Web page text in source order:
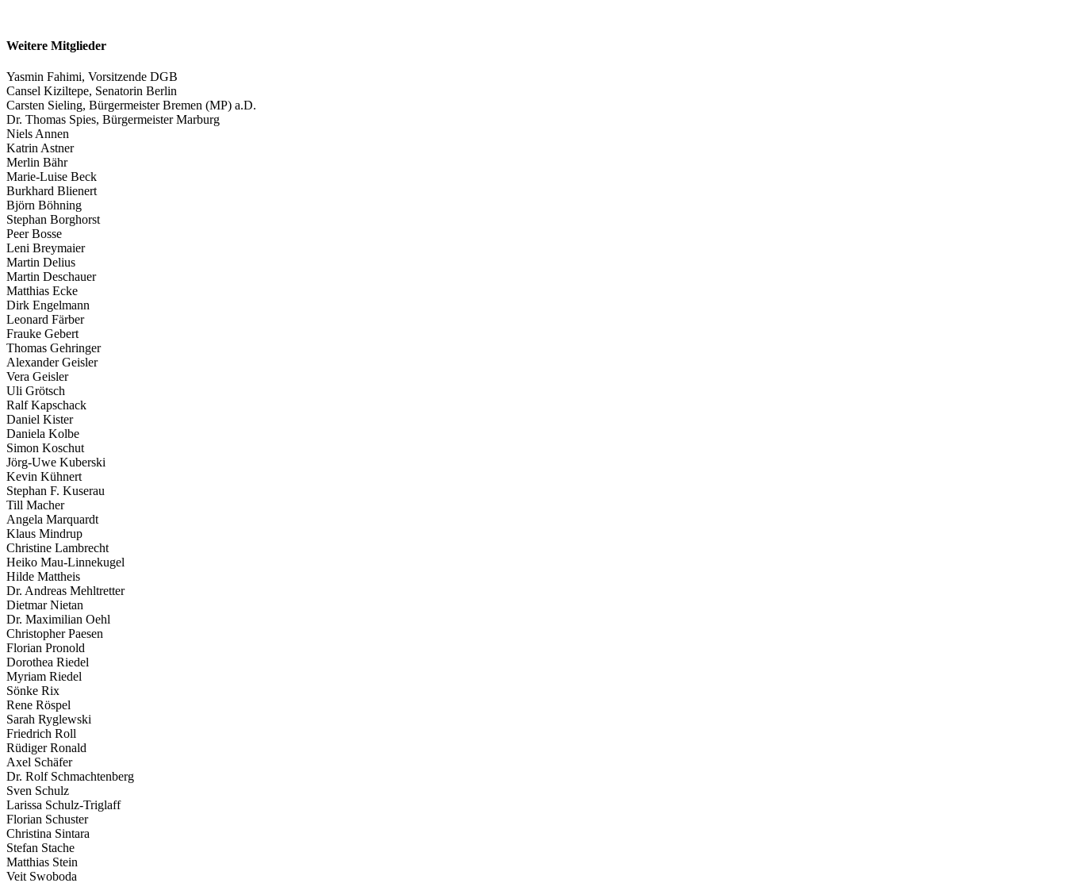
Weitere Mitglieder
Yasmin Fahimi, Vorsitzende DGB
Cansel Kiziltepe, Senatorin Berlin
Carsten Sieling, Bürgermeister Bremen (MP) a.D.
Dr. Thomas Spies, Bürgermeister Marburg
Niels Annen
Katrin Astner
Merlin Bähr
Marie-Luise Beck
Burkhard Blienert
Björn Böhning
Stephan Borghorst
Peer Bosse
Leni Breymaier
Martin Delius
Martin Deschauer
Matthias Ecke
Dirk Engelmann
Leonard Färber
Frauke Gebert
Thomas Gehringer
Alexander Geisler
Vera Geisler
Uli Grötsch
Ralf Kapschack
Daniel Kister
Daniela Kolbe
Simon Koschut
Jörg-Uwe Kuberski
Kevin Kühnert
Stephan F. Kuserau
Till Macher
Angela Marquardt
Klaus Mindrup
Christine Lambrecht
Heiko Mau-Linnekugel
Hilde Mattheis
Dr. Andreas Mehltretter
Dietmar Nietan
Dr. Maximilian Oehl
Christopher Paesen
Florian Pronold
Dorothea Riedel
Myriam Riedel
Sönke Rix
Rene Röspel
Sarah Ryglewski
Friedrich Roll
Rüdiger Ronald
Axel Schäfer
Dr. Rolf Schmachtenberg
Sven Schulz
Larissa Schulz-Triglaff
Florian Schuster
Christina Sintara
Stefan Stache
Matthias Stein
Veit Swoboda